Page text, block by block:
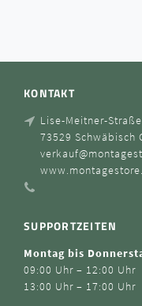
KONTAKT
Lise-Meitner-
73529 Schwäbisch
SUPPORTZEITEN
Montag bis
09:00 Uhr – 12:00 Uhr
13:00 Uhr – 17:00 Uhr